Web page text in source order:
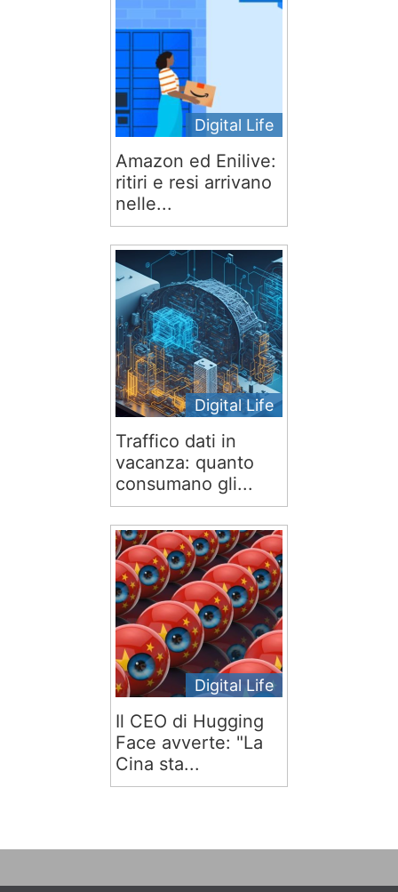
Digital Life
Amazon ed Enilive:
ritiri e resi arrivano
nelle...
Digital Life
Traffico dati in
vacanza: quanto
consumano gli...
Digital Life
Il CEO di Hugging
Face avverte: "La
Cina sta...